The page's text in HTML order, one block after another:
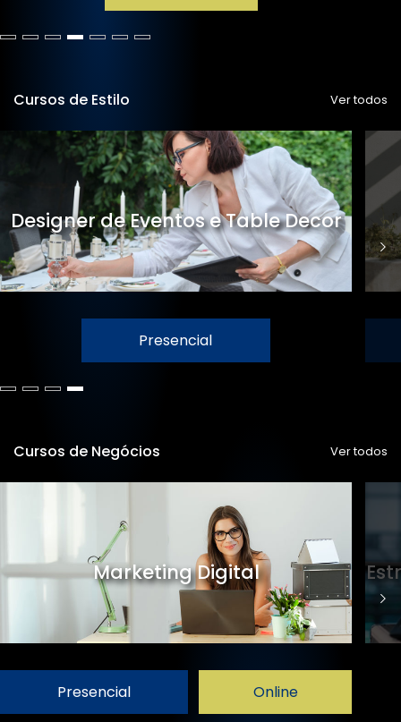
Cursos de Estilo Ver todos
Designer de Eventos e Table Decor
Presencial
Cursos de Negócios Ver todos
Marketing Digital
Presencial Online